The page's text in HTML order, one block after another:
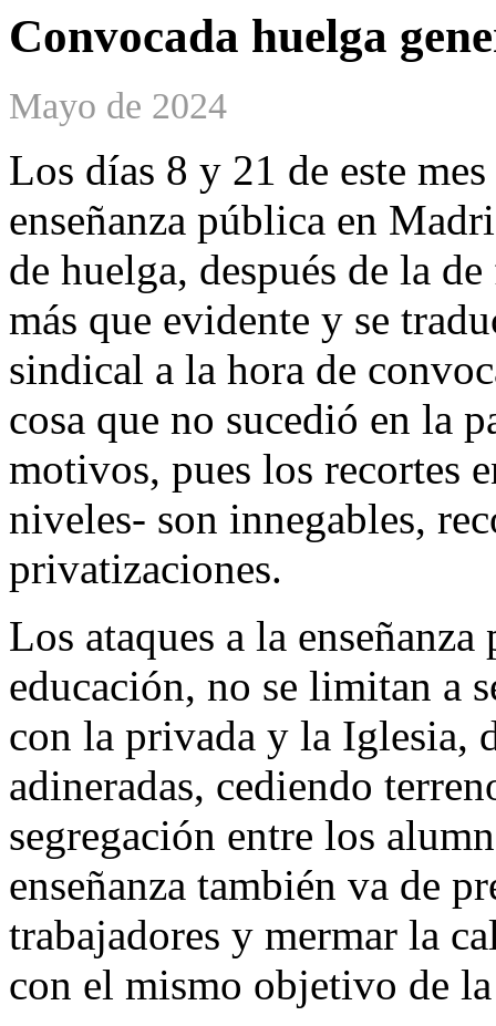
Convocada huelga
Mayo de 2024
Los días 8 y 21 de este
enseñanza pública en
de huelga, después de la
más que evidente y se
sindical a la hora de
cosa que no sucedió en la
motivos, pues los recortes
niveles- son innegables,
privatizaciones.
Los ataques a la
educación, no se limitan a
con la privada y la Iglesia,
adineradas, cediendo
segregación entre los
enseñanza también va de
trabajadores y mermar la
con el mismo objetivo de